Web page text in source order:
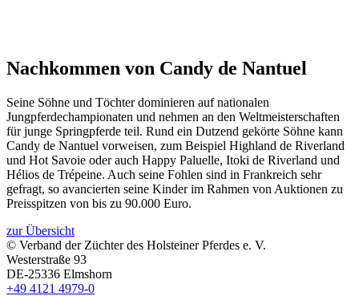
Nachkommen von Candy de Nantuel
Seine Söhne und Töchter dominieren auf nationalen
Jungpferdechampionaten und nehmen an den Weltmeisterschaften
für junge Springpferde teil. Rund ein Dutzend gekörte Söhne kann
Candy de Nantuel vorweisen, zum Beispiel Highland de Riverland
und Hot Savoie oder auch Happy Paluelle, Itoki de Riverland und
Hélios de Trépeine. Auch seine Fohlen sind in Frankreich sehr
gefragt, so avancierten seine Kinder im Rahmen von Auktionen zu
Preisspitzen von bis zu 90.000 Euro.
zur Übersicht
© Verband der Züchter des Holsteiner Pferdes e. V.
Westerstraße 93
DE-25336 Elmshorn
+49 4121 4979-0